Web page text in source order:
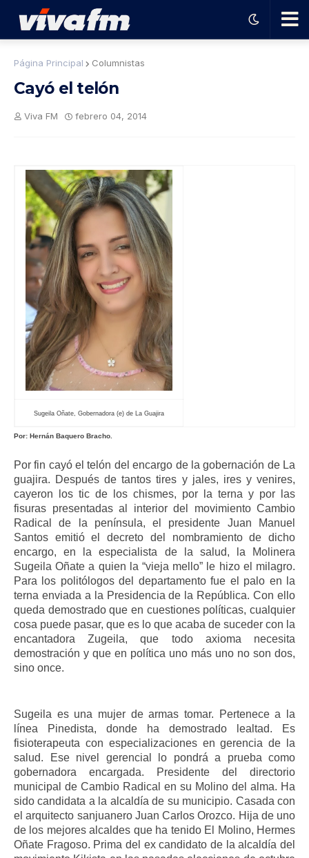
Página Principal Columnistas
Cayó el telón
Viva FM febrero 04, 2014
Sugeila Oñate, Gobernadora (e) de La Guajira
Por: Hernán Baquero Bracho.
Por fin cayó el telón del encargo de la gobernación de La
guajira. Después de tantos tires y jales, ires y venires,
cayeron los tic de los chismes, por la terna y por las
fisuras presentadas al interior del movimiento Cambio
Radical de la península, el presidente Juan Manuel
Santos emitió el decreto del nombramiento de dicho
encargo, en la especialista de la salud, la Molinera
Sugeila Oñate a quien la “vieja mello” le hizo el milagro.
Para los politólogos del departamento fue el palo en la
terna enviada a la Presidencia de la República. Con ello
queda demostrado que en cuestiones políticas, cualquier
cosa puede pasar, que es lo que acaba de suceder con la
encantadora Zugeila, que todo axioma necesita
demostración y que en política uno más uno no son dos,
sino once.
Sugeila es una mujer de armas tomar. Pertenece a la
línea Pinedista, donde ha demostrado lealtad. Es
fisioterapeuta con especializaciones en gerencia de la
salud. Ese nivel gerencial lo pondrá a prueba como
gobernadora encargada. Presidente del directorio
municipal de Cambio Radical en su Molino del alma. Ha
sido candidata a la alcaldía de su municipio. Casada con
el arquitecto sanjuanero Juan Carlos Orozco. Hija de uno
de los mejores alcaldes que ha tenido El Molino, Hermes
Oñate Fragoso. Prima del ex candidato de la alcaldía del